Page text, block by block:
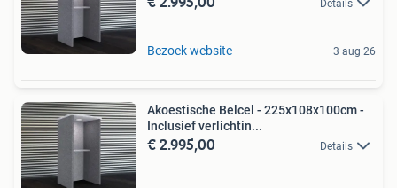
Details
Bezoek website 3 aug 26
Akoestische Belcel - 225x108x100cm -
Inclusief verlichtin...
€ 2.995,00 Details